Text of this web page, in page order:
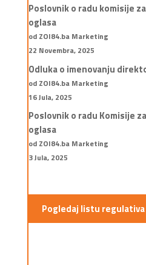
Poslovnik o radu komisije
oglasa
od ZOI84.ba Marketing
22 Novembra, 2025
Odluka o imenovanju
od ZOI84.ba Marketing
16 Jula, 2025
Poslovnik o radu Komisije
oglasa
od ZOI84.ba Marketing
3 Jula, 2025
Pogledaj listu regulativa